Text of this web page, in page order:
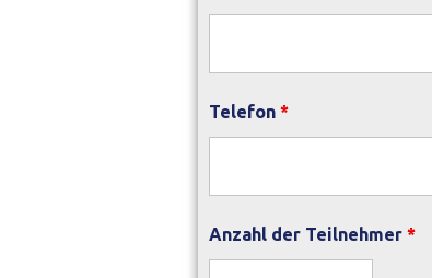
Telefon *
Anzahl der Teilnehmer *